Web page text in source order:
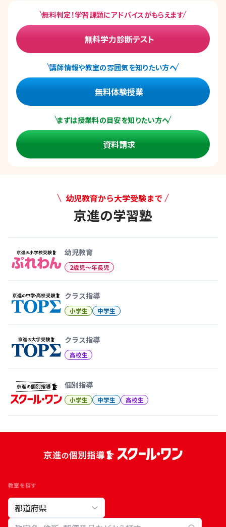
無料判定！学習課題にアドバイスがもらえます
無料学力診断テスト
講師情報や教室の雰囲気を知りたい方へ
無料体験授業
まずは授業料の目安を知りたい方へ
資料請求
幼児教育から大学受験まで
京進の学習塾
幼児教育
2歳児〜年長児
クラス指導
小学生 中学生
クラス指導
高校生
個別指導
小学生 中学生 高校生
教室を探す
教室検索